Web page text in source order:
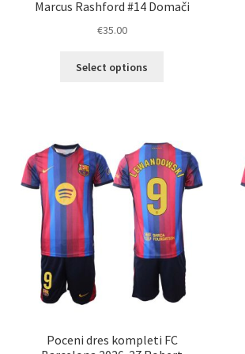
Marcus Rashford #14 Domači
€35.00
Select options
Možnosti
lahko
izberete
strani
izdelka
Poceni dres kompleti FC